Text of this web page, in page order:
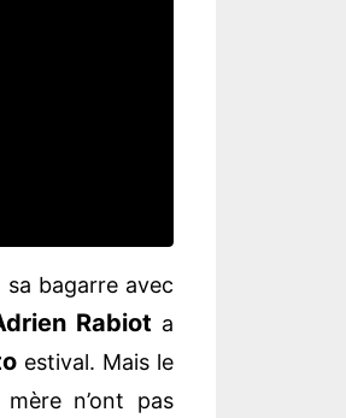
sa bagarre avec
Rabiot a
estival. Mais le
n’ont pas